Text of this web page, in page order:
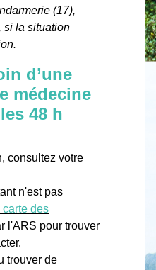
(17),
si la situation
d’une
médecine
48 h
consultez votre
n'est pas
des
l'ARS pour trouver
trouver de